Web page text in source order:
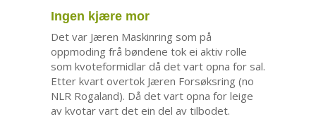
Ingen kjære mor
Det var Jæren Maskinring som på
oppmoding frå bøndene tok ei aktiv rolle
som kvoteformidlar då det vart opna for sal.
Etter kvart overtok Jæren Forsøksring (no
NLR Rogaland). Då det vart opna for leige
av kvotar vart det ein del av tilbodet.